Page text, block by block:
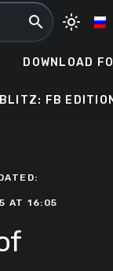
search light_mode
DOWNLOAD
FB
AT 16:05